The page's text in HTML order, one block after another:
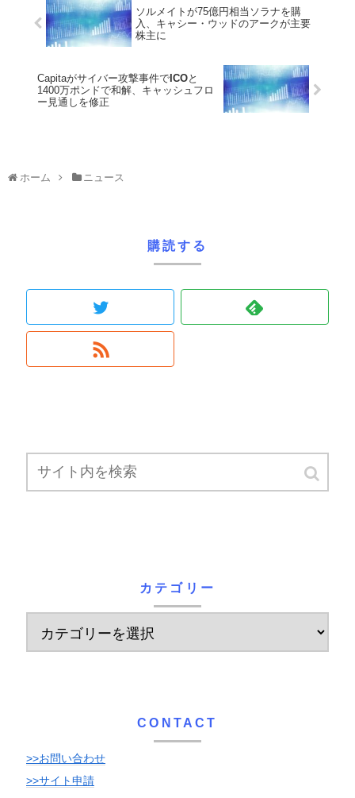
ソルメイトが75億円相当ソラナを購
入、キャシー・ウッドのアークが主要
株主に
Capitaがサイバー攻撃事件で ICOと
1400万ポンドで和解、キャッシュフロ
ー見通しを修正
ホーム ニュース
購読する
カテゴリー
CONTACT
>>お問い合わせ
>>サイト申請